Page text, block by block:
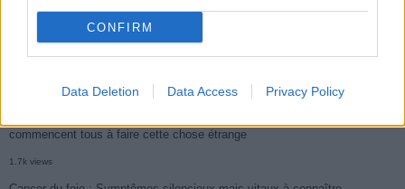
CONFIRM
Data Deletion Data Access Privacy Policy
Je suis cardiologue et voici le seul chocolat que je valide : c’est le
meilleur pour le cœur
commencent tous à faire cette chose étrange
1.7k views